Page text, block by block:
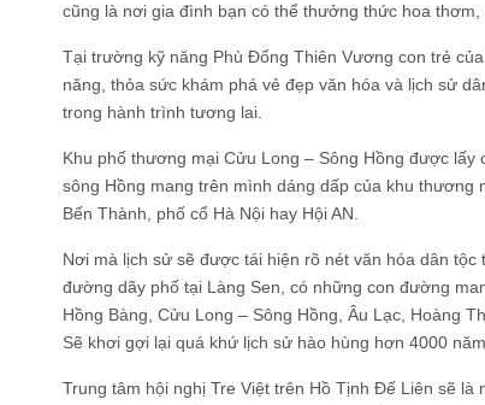
cũng là nơi gia đình bạn có thể thưởng thức hoa
Tại trường kỹ năng Phù Đổng Thiên Vương con trẻ
năng, thỏa sức khám phá vẻ đẹp văn hóa và lịch sử
trong hành trình tương lai.
Khu phố thương mại Cửu Long – Sông Hồng được
sông Hồng mang trên mình dáng dấp của khu thương
Bến Thành, phố cổ Hà Nội hay Hội AN.
Nơi mà lịch sử sẽ được tái hiện rõ nét văn hóa dân
đường dãy phố tại Làng Sen, có những con đường
Hồng Bàng, Cửu Long – Sông Hồng, Âu Lạc, Hoàng
Sẽ khơi gợi lại quá khứ lịch sử hào hùng hơn 4000
Trung tâm hội nghị Tre Việt trên Hồ Tịnh Đế Liên sẽ